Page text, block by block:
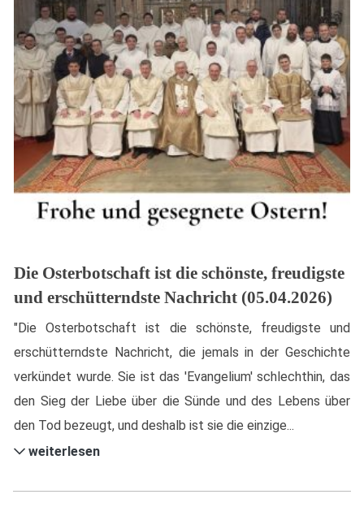
Die Osterbotschaft ist die schönste, freudigste
und erschütterndste Nachricht (05.04.2026)
"Die Osterbotschaft ist die schönste, freudigste und
erschütterndste Nachricht, die jemals in der Geschichte
verkündet wurde. Sie ist das 'Evangelium' schlechthin, das
den Sieg der Liebe über die Sünde und des Lebens über
den Tod bezeugt, und deshalb ist sie die einzige...
weiterlesen